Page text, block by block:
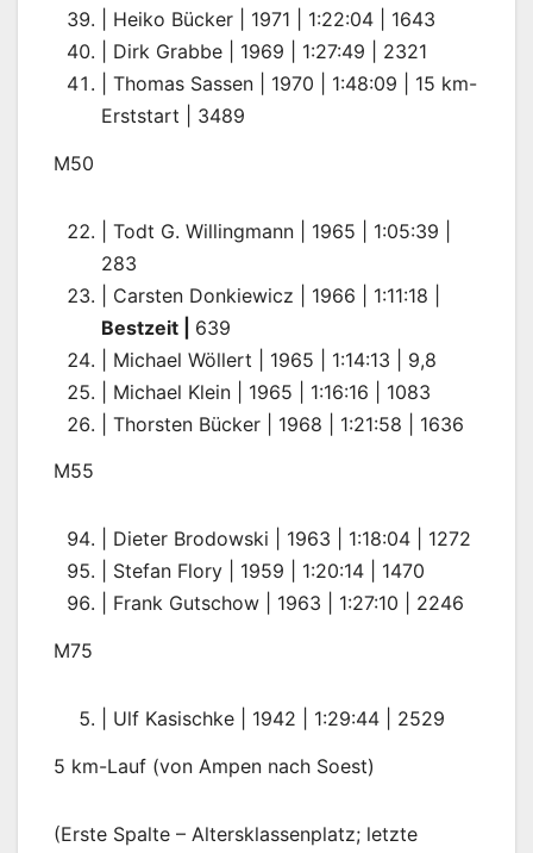
| Heiko Bücker | 1971 | 1:22:04 | 1643
| Dirk Grabbe | 1969 | 1:27:49 | 2321
| Thomas Sassen | 1970 | 1:48:09 | 15 km-
Erststart | 3489
M50
| Todt G. Willingmann | 1965 | 1:05:39 |
283
| Carsten Donkiewicz | 1966 | 1:11:18 |
Bestzeit | 639
| Michael Wöllert | 1965 | 1:14:13 | 9,8
| Michael Klein | 1965 | 1:16:16 | 1083
| Thorsten Bücker | 1968 | 1:21:58 | 1636
M55
| Dieter Brodowski | 1963 | 1:18:04 | 1272
| Stefan Flory | 1959 | 1:20:14 | 1470
| Frank Gutschow | 1963 | 1:27:10 | 2246
M75
| Ulf Kasischke | 1942 | 1:29:44 | 2529
5 km-Lauf (von Ampen nach Soest)
(Erste Spalte – Altersklassenplatz; letzte